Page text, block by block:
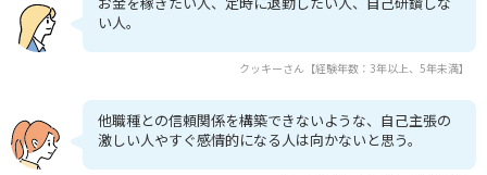
い人。
クッキーさん【経験年数：3年以上、5年未満】
他職種との信頼関係を構築できないような、自己主張の
激しい人やすぐ感情的になる人は向かないと思う。